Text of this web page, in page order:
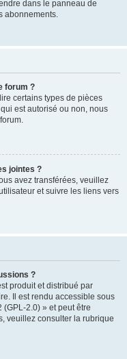
dans le panneau de
abonnements.
forum ?
certains types de pièces
est autorisé ou non, nous
jointes ?
avez transférées, veuillez
et suivre les liens vers
?
produit et distribué par
Il est rendu accessible sous
2.0) » et peut être
veuillez consulter la rubrique